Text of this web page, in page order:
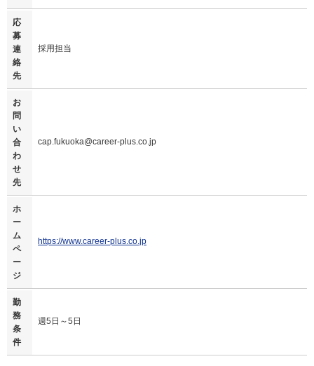
応
募
連
絡
先
採用担当
お
問
い
合
わ
せ
先
cap.fukuoka@career-plus.co.jp
ホ
ー
ム
ペ
ー
ジ
https://www.career-plus.co.jp
勤
務
条
件
週5日～5日